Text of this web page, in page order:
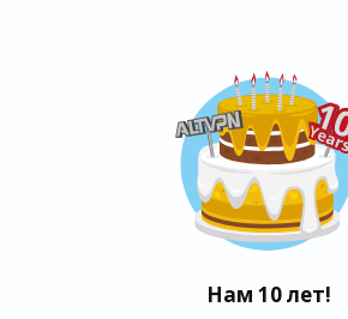
Нам 10 лет!